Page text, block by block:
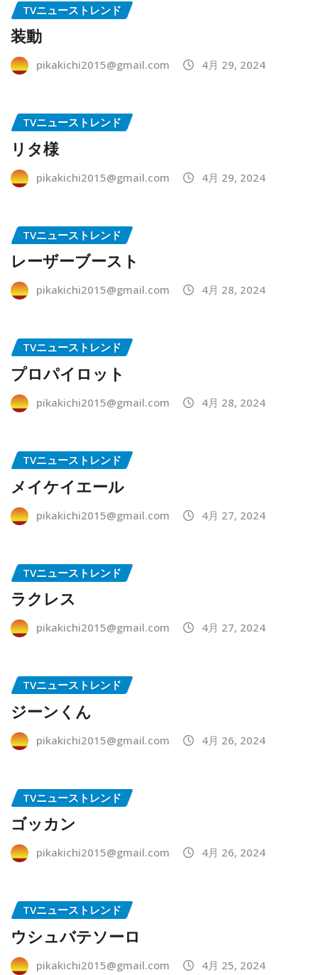
TVニューストレンド
装動
pikakichi2015@gmail.com 4月 29, 2024
TVニューストレンド
リタ様
pikakichi2015@gmail.com 4月 29, 2024
TVニューストレンド
レーザーブースト
pikakichi2015@gmail.com 4月 28, 2024
TVニューストレンド
プロパイロット
pikakichi2015@gmail.com 4月 28, 2024
TVニューストレンド
メイケイエール
pikakichi2015@gmail.com 4月 27, 2024
TVニューストレンド
ラクレス
pikakichi2015@gmail.com 4月 27, 2024
TVニューストレンド
ジーンくん
pikakichi2015@gmail.com 4月 26, 2024
TVニューストレンド
ゴッカン
pikakichi2015@gmail.com 4月 26, 2024
TVニューストレンド
ウシュバテソーロ
pikakichi2015@gmail.com 4月 25, 2024